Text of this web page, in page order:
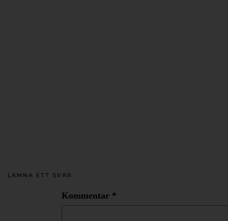
LÄMNA ETT SVAR
Kommentar *